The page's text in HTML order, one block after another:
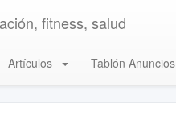
fitness, salud
Artículos Tablón Anuncios